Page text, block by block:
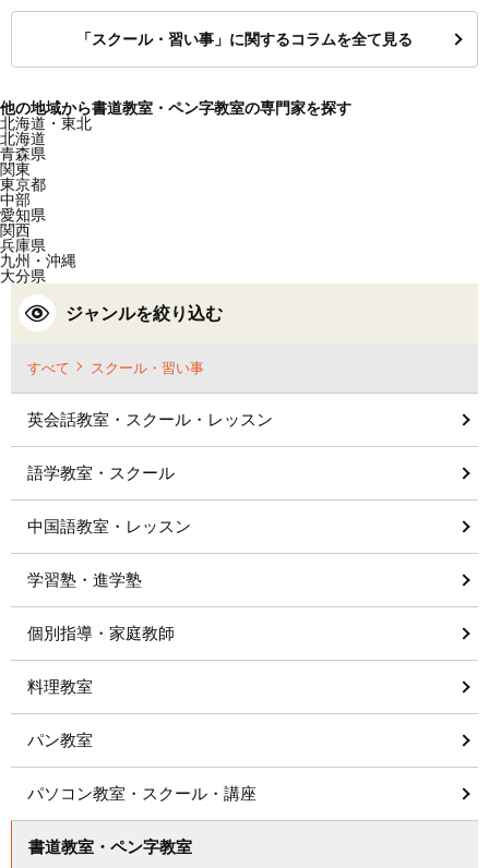
「スクール・習い事」に関するコラムを全て見る
他の地域から書道教室・ペン字教室の専門家を探す
北海道・東北
北海道
青森県
関東
東京都
中部
愛知県
関西
兵庫県
九州・沖縄
大分県
ジャンルを絞り込む
すべて スクール・習い事
英会話教室・スクール・レッスン
語学教室・スクール
中国語教室・レッスン
学習塾・進学塾
個別指導・家庭教師
料理教室
パン教室
パソコン教室・スクール・講座
書道教室・ペン字教室